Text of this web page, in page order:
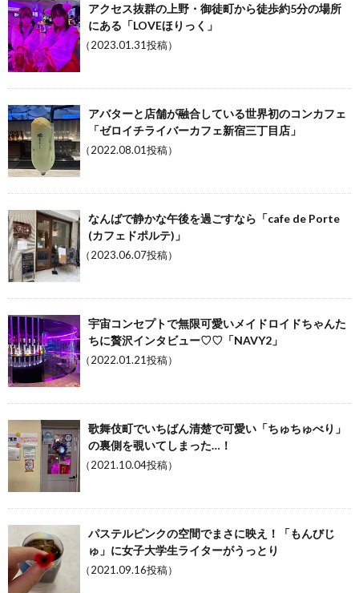
アクセス抜群の上野・御徒町から徒歩約5分の場所
にある「LOVEほりっく」
（2023.01.31投稿）
アバターと店舗が融合している世界初のコンカフェ
「ゼロイチライバーカフェ新宿三丁目店」
（2022.08.01投稿）
なんばで静かな午後を過ごすなら「cafe de Porte
(カフェドポルテ)」
（2023.06.07投稿）
宇宙コンセプトで無限可愛いメイドロイドちゃんた
ちに贅沢インタビュー♡♡「NAVY2」
（2022.01.21投稿）
歌舞伎町でいちばん清楚で可愛い「ちゅちゅべり」
の裏側を覗いてしまった…！
（2021.10.04投稿）
パステルピンクの空間でまさに映え！「もんびじ
ゅ」に女子大学生ライターがうっとり
（2021.09.16投稿）